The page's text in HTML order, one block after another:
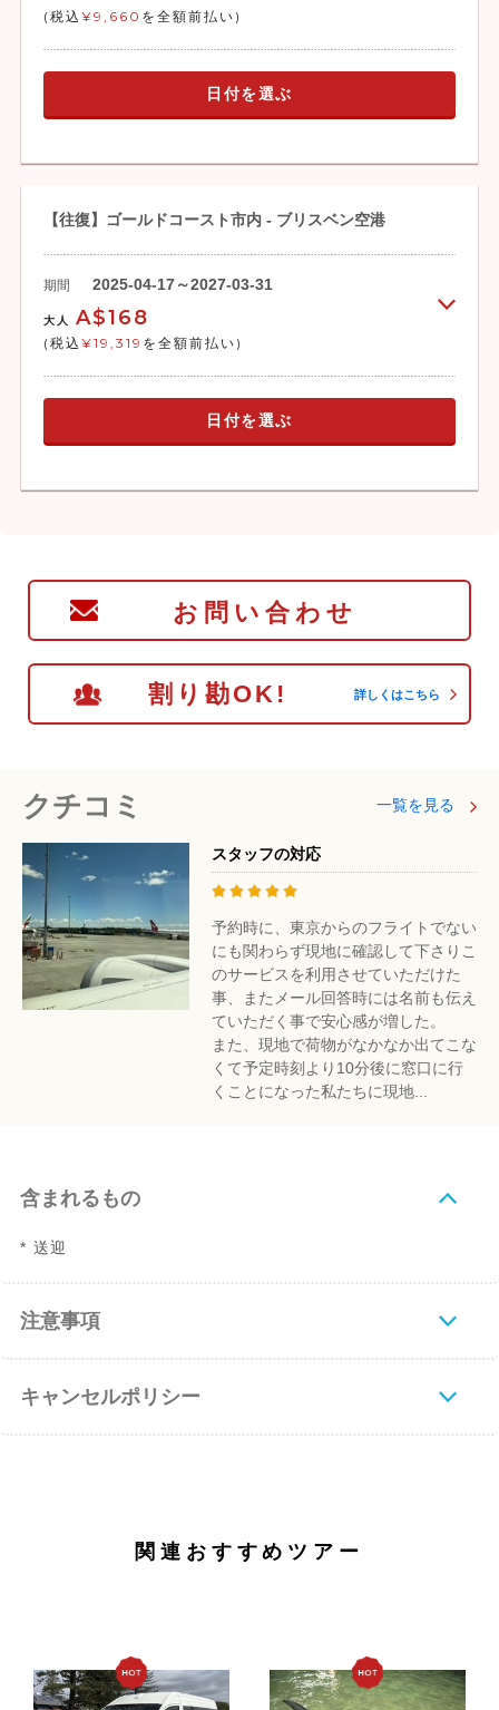
(税込 ¥9,660 を全額前払い)
日付を選ぶ
【往復】ゴールドコースト市内 - ブリスベン空港
期間 2025-04-17～2027-03-31
大人 A$168
(税込 ¥19,319 を全額前払い)
日付を選ぶ
お問い合わせ
割り勘OK! 詳しくはこちら
クチコミ 一覧を見る
スタッフの対応
予約時に、東京からのフライトでない
にも関わらず現地に確認して下さりこ
のサービスを利用させていただけた
事、またメール回答時には名前も伝え
ていただく事で安心感が増した。
また、現地で荷物がなかなか出てこな
くて予定時刻より10分後に窓口に行
くことになった私たちに現地...
含まれるもの
* 送迎
注意事項
キャンセルポリシー
関連おすすめツアー